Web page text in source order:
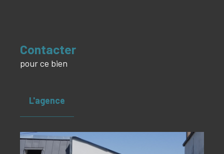
Contacter
pour ce bien
L'agence